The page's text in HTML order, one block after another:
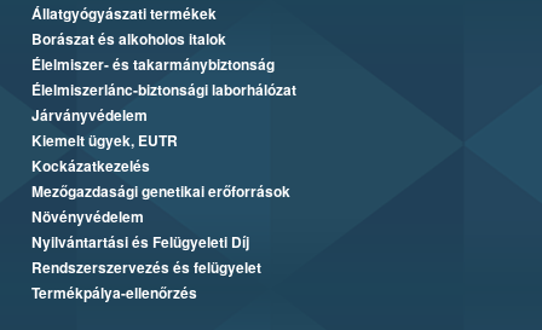
Állatgyógyászati termékek
Borászat és alkoholos italok
Élelmiszer- és takarmánybiztonság
Élelmiszerlánc-biztonsági laborhálózat
Járványvédelem
Kiemelt ügyek, EUTR
Kockázatkezelés
Mezőgazdasági genetikai erőforrások
Növényvédelem
Nyilvántartási és Felügyeleti Díj
Rendszerszervezés és felügyelet
Termékpálya-ellenőrzés